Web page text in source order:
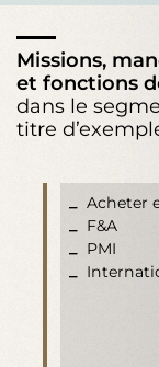
Missions,
et fonctions
dans le
titre
Acheter
F&A
PMI